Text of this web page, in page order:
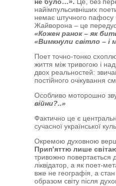
найімпульсивніших
немає штучного пафосу
Жайворона – це
«Кожен ранок – як
«Вимкнули світло – і
Поет точно-тонко
життя між тривогою і
двох реальностей:
постійного очікування
Особливо моторошно
війни?..»
Фактично це є
сучасної української
Окремою духовною
Прип’яттю лише
тривожно повертається
ліквідатор, а як поет-
вже не географія, а стан
образом світу після